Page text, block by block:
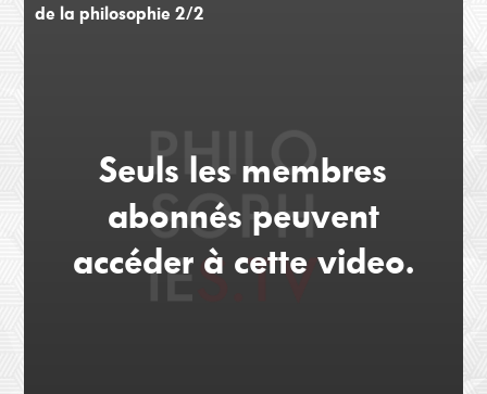
de la philosophie 2/2
Seuls les membres
abonnés peuvent
accéder à cette video.